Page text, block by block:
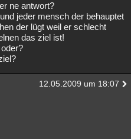
ne antwort?
jeder mensch der behauptet
der lügt weil er schlecht
das ziel ist!
12.05.2009 um 18:07